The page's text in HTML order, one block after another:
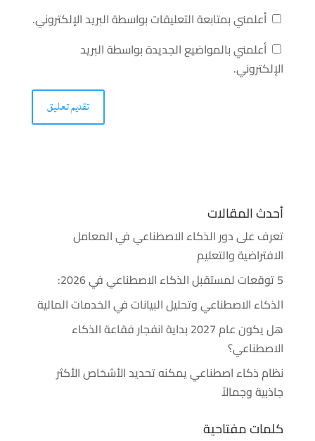
أعلمني بمتابعة التعليقات بواسطة البريد الإلكتروني.
أعلمني بالمواضيع الجديدة بواسطة البريد
الإلكتروني.
أحدث المقالات
تعرف على دور الذكاء الاصطناعي في المعامل
الافتراضية والتعليم
5 توقعات لمستقبل الذكاء الاصطناعي في 2026:
الذكاء الاصطناعي وتحليل البيانات في الخدمات المالية
هل يكون عام 2027 بداية انفجار فقاعة الذكاء
الاصطناعي؟
نظام ذكاء اصطناعي يمكنه تحديد الأشخاص الأكثر
جاذبية وجمالاً
كلمات مفتاحية